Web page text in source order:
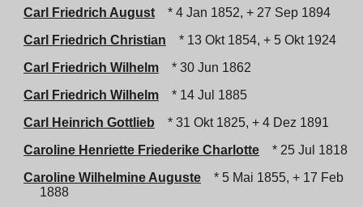
Carl Friedrich August
* 4 Jan 1852, + 27 Sep 1894
Carl Friedrich Christian
* 13 Okt 1854, + 5 Okt 1924
Carl Friedrich Wilhelm
* 30 Jun 1862
Carl Friedrich Wilhelm
* 14 Jul 1885
Carl Heinrich Gottlieb
* 31 Okt 1825, + 4 Dez 1891
Caroline Henriette Friederike Charlotte
* 25 Jul 1818
Caroline Wilhelmine Auguste
* 5 Mai 1855, + 17 Feb
1888